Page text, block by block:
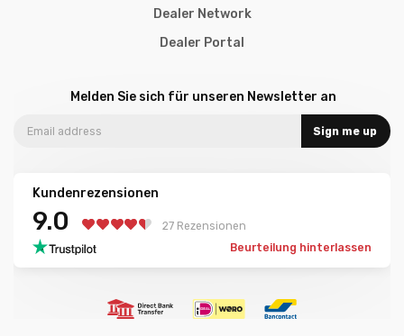
Dealer Network
Dealer Portal
Melden Sie sich für unseren Newsletter an
Sign me up
Kundenrezensionen
9.0
27 Rezensionen
Beurteilung hinterlassen